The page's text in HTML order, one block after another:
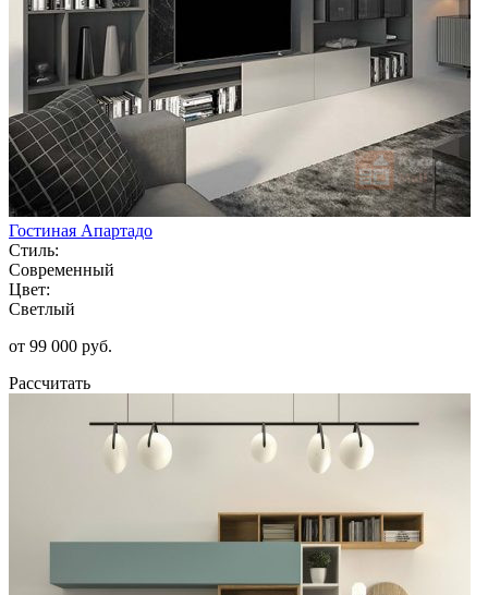
Гостиная Апартадо
Стиль:
Современный
Цвет:
Светлый
от 99 000 руб.
Рассчитать